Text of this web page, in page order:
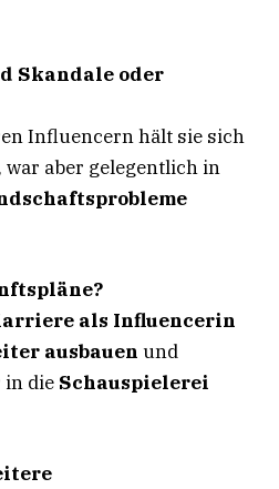
Skandale oder
Influencern hält sie sich
, war aber gelegentlich in
als Influencerin
ausbauen und
in die Schauspielerei